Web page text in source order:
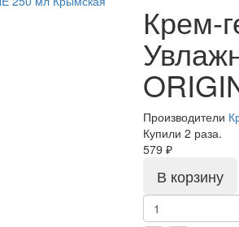
Крем-
Производители
Купили 2 раза.
579 ₽
В корзину